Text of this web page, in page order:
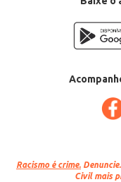
Racismo é crime.
Civil mais